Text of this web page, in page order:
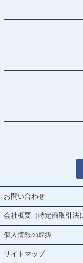
お問い合わせ
会社概要（特定商取引法
個人情報の取扱
サイトマップ